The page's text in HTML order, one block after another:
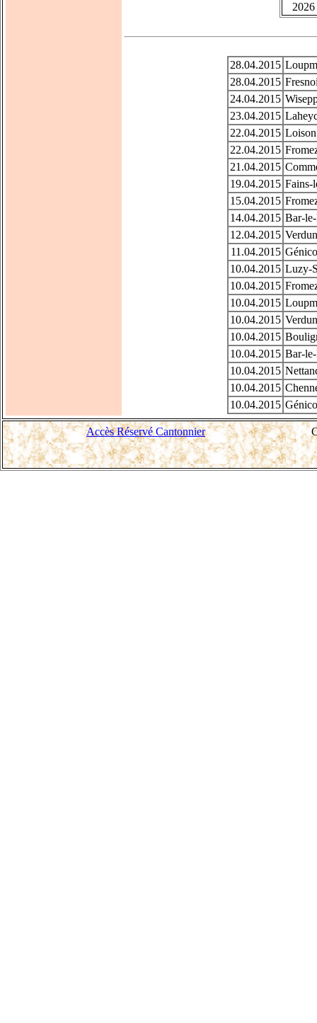
2026
28.04.2015
28.04.2015
24.04.2015
23.04.2015
22.04.2015
22.04.2015
21.04.2015
19.04.2015 Fains-
15.04.2015
14.04.2015 Bar-
12.04.2015
11.04.2015
10.04.2015 Luzy-
10.04.2015
10.04.2015
10.04.2015
10.04.2015
10.04.2015 Bar-
10.04.2015
10.04.2015
10.04.2015
Accès Réservé Cantonnier